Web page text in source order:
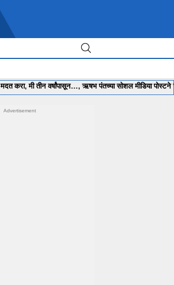
तीन वर्षांपासून…, ऋषभ पंतच्या सोशल मीडिया पोस्टने खळबळ •